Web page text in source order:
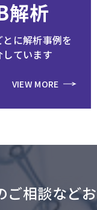
解析
に解析事例を
しています
VIEW MORE
相談など